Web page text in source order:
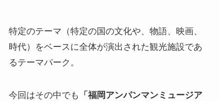
特定のテーマ（特定の国の文化や、物語、映画、
時代）をベースに全体が演出された観光施設であ
るテーマパーク。
今回はその中でも
「福岡アンパンマンミュージア